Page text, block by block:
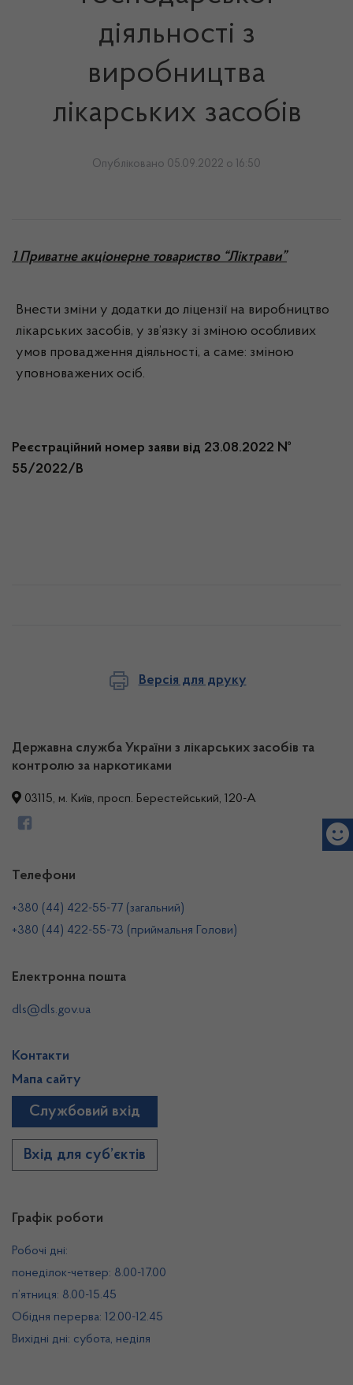
діяльності з
виробництва
лікарських засобів
Опубліковано 05.09.2022 о 16:50
1 Приватне акціонерне товариство “Ліктрави”
Внести зміни у додатки до ліцензії на виробництво
лікарських засобів, у зв’язку зі зміною особливих
умов провадження діяльності, а саме: зміною
уповноважених осіб.
Реєстраційний номер заяви від 23.08.2022 №
55/2022/В
Версія для друку
Державна служба України з лікарських засобів та
контролю за наркотиками
03115, м. Київ, просп. Берестейський, 120-А
Графік роботи
Робочі дні:
понеділок-четвер: 8.00-17.00
п’ятниця: 8.00-15.45
Обідня перерва: 12.00-12.45
Вихідні дні: субота, неділя
Телефони
+380 (44) 422-55-77 (загальний)
+380 (44) 422-55-73 (приймальня Голови)
Електронна пошта
dls@dls.gov.ua
Контакти
Мапа сайту
Службовий вхід
Вхід для суб’єктів